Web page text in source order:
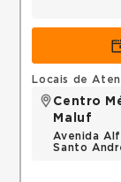
Locais de
Centro
Maluf
Avenida
Santo